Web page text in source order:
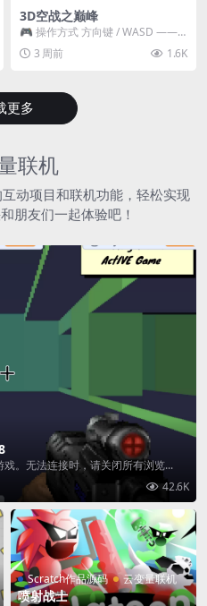
3D空战之巅峰
🎮 操作方式 方向键 / WASD ——
移动 Z / K —— 射击 / 攻击...
3 周前 1.6K
更多
联机
动项目和联机功能，轻松实现
朋友们一起体验吧！
。无法连接时，请关闭所有浏览...
42.6K
Scratch作品源码 云变量联机
喷射战士